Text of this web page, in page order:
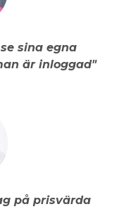
sina egna
är inloggad"
på prisvärda